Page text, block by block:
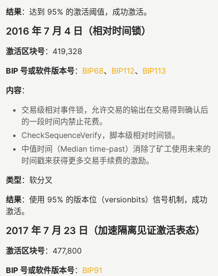
结果：达到 95% 的激活阈值，成功激活。
2016 年 7 月 4 日（相对时间锁）
激活区块号：419,328
BIP 号或软件版本号： BIP68、 BIP112、 BIP113
内容：
交易级相对事件锁，允许交易的输出在交易得到确认后
的一段时间内禁止花费。
CheckSequenceVerify，脚本级相对时间锁。
中值时间（Median time-past）消除了矿工使用未来的
时间戳来获得更多交易手续费的激励。
类型：软分叉
结果：使用 95% 的版本位（versionbits）信号机制，成功
激活。
2017 年 7 月 23 日（加速隔离见证激活表态）
激活区块号：477,800
BIP 号或软件版本号： BIP91